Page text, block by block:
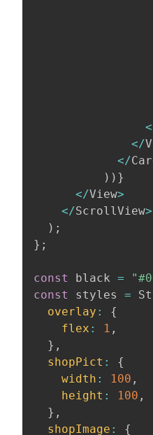
<
</
</
) ) }
</View>
</ScrollView>
) ;
} ;
const black =
const
styles =
overlay :
{
flex : 1 ,
} ,
shopPict :
{
width : 100 ,
height : 100 ,
} ,
shopImage : {